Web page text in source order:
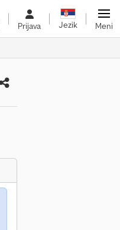
Prijava Jezik Meni